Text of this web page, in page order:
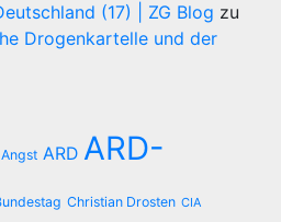
(17) | ZG Blog zu
Drogenkartelle und der
Angst ARD ARD-
Christian Drosten CIA